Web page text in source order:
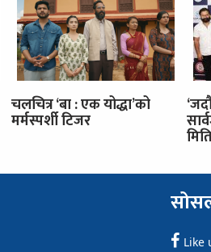
चलचित्र ‘बा : एक योद्धा’को
मर्मस्पर्शी टिजर
Like